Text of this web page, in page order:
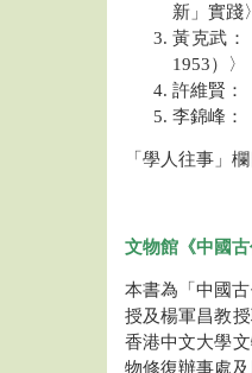
新」實踐〉
黃克武：
1953）〉
許維賢：
李錦峰：
「學人往事」
文物館《中國古
本書為「中國
授及楊軍昌教
香港中文大學
物修復辦事處